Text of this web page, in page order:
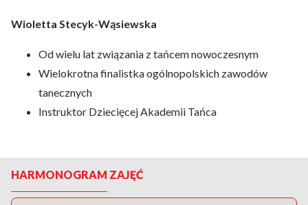
Wioletta Stecyk-Wąsiewska
Od wielu lat związania z tańcem nowoczesnym
Wielokrotna finalistka ogólnopolskich zawodów
tanecznych
Instruktor Dziecięcej Akademii Tańca
HARMONOGRAM ZAJĘĆ